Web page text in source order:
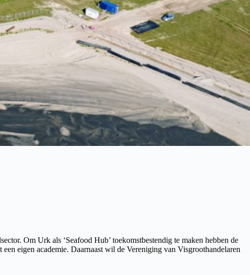
Om Urk als ‘Seafood Hub’ toekomstbestendig te maken hebben de
eigen academie. Daarnaast wil de Vereniging van Visgroothandelaren